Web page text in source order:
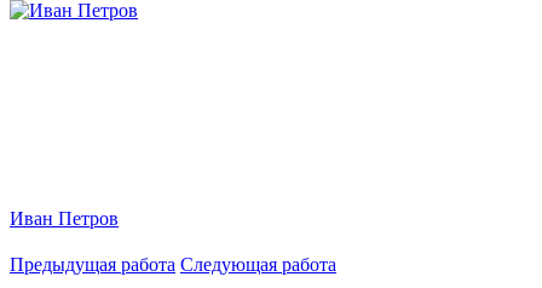
Иван Петров
Предыдущая работа Следующая работа